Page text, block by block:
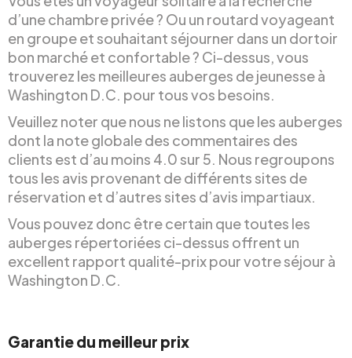
d’une chambre privée ? Ou un routard voyageant
en groupe et souhaitant séjourner dans un dortoir
bon marché et confortable ? Ci-dessus, vous
trouverez les meilleures auberges de jeunesse à
Washington D.C. pour tous vos besoins.
Veuillez noter que nous ne listons que les auberges
dont la note globale des commentaires des
clients est d’au moins 4.0 sur 5. Nous regroupons
tous les avis provenant de différents sites de
réservation et d’autres sites d’avis impartiaux.
Vous pouvez donc être certain que toutes les
auberges répertoriées ci-dessus offrent un
excellent rapport qualité-prix pour votre séjour à
Washington D.C.
Garantie du meilleur prix